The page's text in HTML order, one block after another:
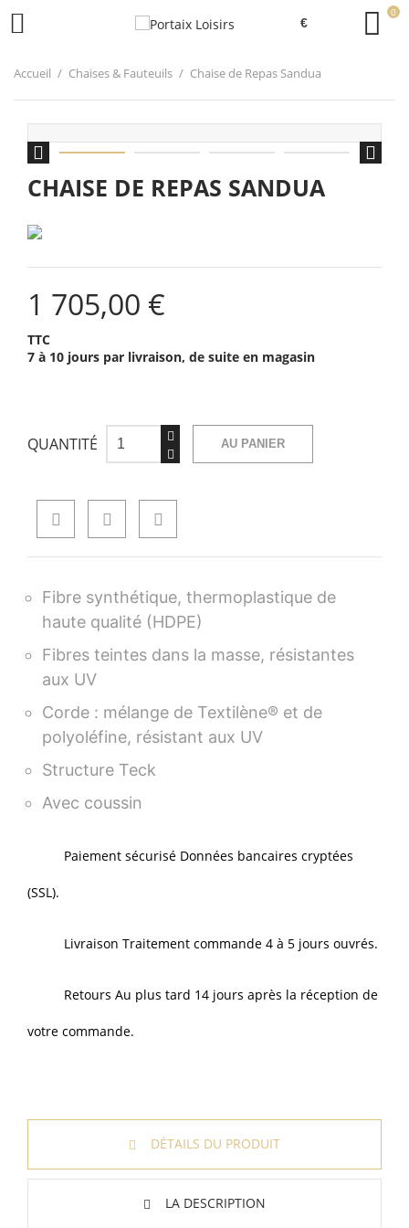
 0
Accueil Chaises & Fauteuils Chaise de Repas Sandua
 
CHAISE DE REPAS SANDUA
1 705,00 €
TTC
7 à 10 jours par livraison, de suite en magasin
QUANTITÉ AU PANIER
Fibre synthétique, thermoplastique de
haute qualité (HDPE)
Fibres teintes dans la masse, résistantes
aux UV
Corde : mélange de Textilène® et de
polyoléfine, résistant aux UV
Structure Teck
Avec coussin
Paiement sécurisé Données bancaires cryptées
(SSL).
Livraison Traitement commande 4 à 5 jours ouvrés.
Retours Au plus tard 14 jours après la réception de
votre commande.
DÉTAILS DU PRODUIT
LA DESCRIPTION